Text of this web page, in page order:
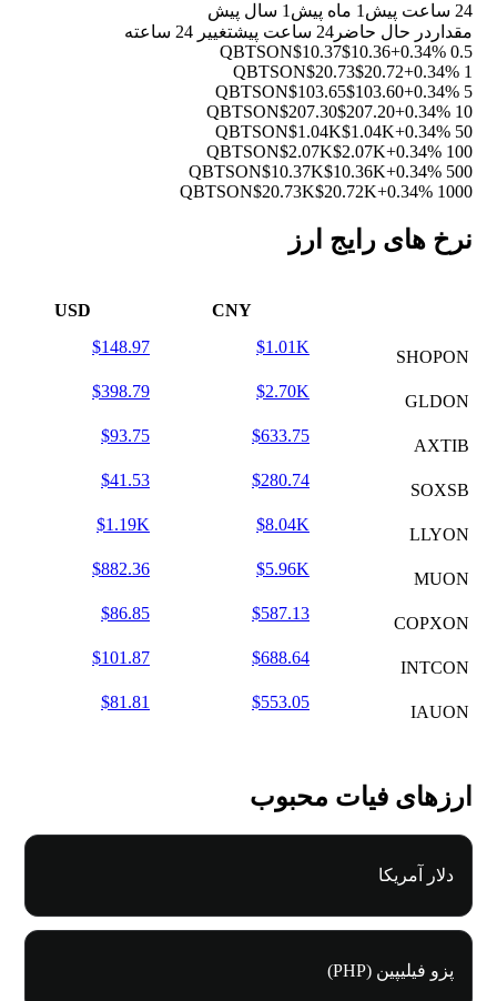
24 ساعت پیش 1 ماه پیش
1 سال پیش
مقدار در حال حاضر 24 ساعت پیش
تغییر 24 ساعته
0.5 QBTSON
$10.37$10.36+0.34%
1 QBTSON
$20.73$20.72+0.34%
5 QBTSON
$103.65$103.60+0.34%
10 QBTSON
$207.30$207.20+0.34%
50 QBTSON
$1.04K$1.04K+0.34%
100 QBTSON
$2.07K$2.07K+0.34%
500 QBTSON
$10.37K$10.36K+0.34%
1000 QBTSON
$20.73K$20.72K+0.34%
نرخ های رایج ارز
CNY
USD
SHOPON
$1.01K
$148.97
GLDON
$2.70K
$398.79
AXTIB
$633.75
$93.75
SOXSB
$280.74
$41.53
LLYON
$8.04K
$1.19K
MUON
$5.96K
$882.36
COPXON
$587.13
$86.85
INTCON
$688.64
$101.87
IAUON
$553.05
$81.81
ارزهای فیات محبوب
دلار آمریکا
پزو فیلیپین (PHP)